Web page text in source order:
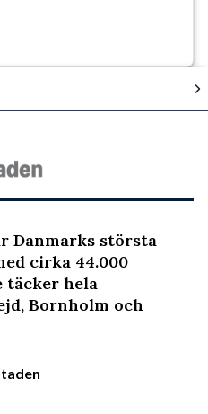
Danmarks största
cirka 44.000
täcker hela
Bornholm och